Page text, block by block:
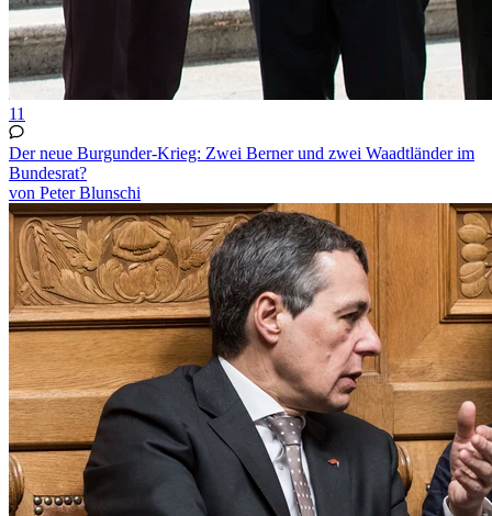
11
Der neue Burgunder-Krieg: Zwei Berner und zwei Waadtländer im
Bundesrat?
von Peter Blunschi